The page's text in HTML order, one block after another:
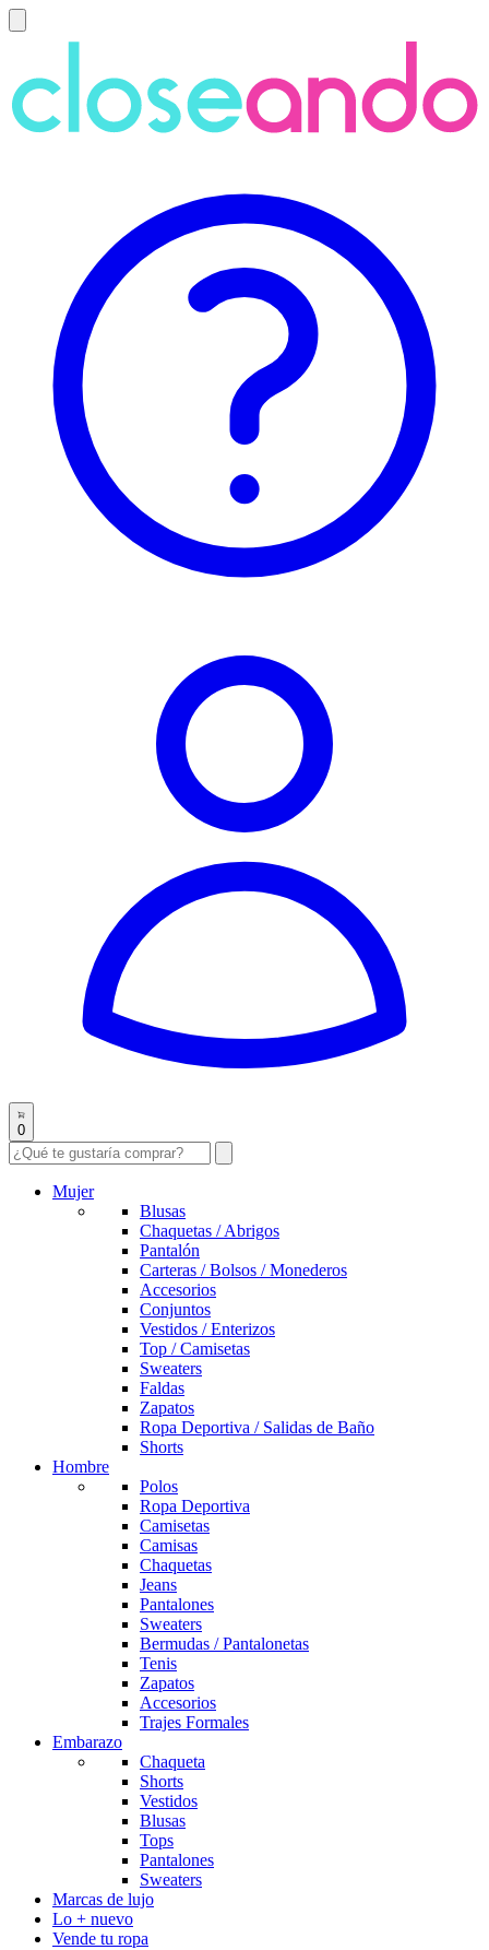
0
Mujer
Blusas
Chaquetas / Abrigos
Pantalón
Carteras / Bolsos / Monederos
Accesorios
Conjuntos
Vestidos / Enterizos
Top / Camisetas
Sweaters
Faldas
Zapatos
Ropa Deportiva / Salidas de Baño
Shorts
Hombre
Polos
Ropa Deportiva
Camisetas
Camisas
Chaquetas
Jeans
Pantalones
Sweaters
Bermudas / Pantalonetas
Tenis
Zapatos
Accesorios
Trajes Formales
Embarazo
Chaqueta
Shorts
Vestidos
Blusas
Tops
Pantalones
Sweaters
Marcas de lujo
Lo + nuevo
Vende tu ropa